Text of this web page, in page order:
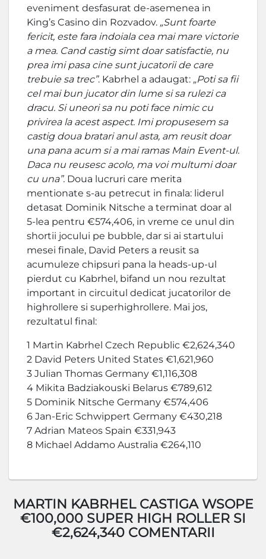
eveniment desfasurat de-asemenea in
King’s Casino din Rozvadov. „Sunt foarte
fericit, este fara indoiala cea mai mare victorie
a mea. Cand castig simt doar satisfactie, nu
prea imi pasa cine sunt jucatorii de care
trebuie sa trec”. Kabrhel a adaugat: „Poti sa fii
cel mai bun jucator din lume si sa rulezi ca
dracu. Si uneori sa nu poti face nimic cu
privirea la acest aspect. Imi propusesem sa
castig doua bratari anul asta, am reusit doar
una pana acum si a mai ramas Main Event-ul.
Daca nu reusesc acolo, ma voi multumi doar
cu una”. Doua lucruri care merita
mentionate s-au petrecut in finala: liderul
detasat Dominik Nitsche a terminat doar al
5-lea pentru €574,406, in vreme ce unul din
shortii jocului pe bubble, dar si ai startului
mesei finale, David Peters a reusit sa
acumuleze chipsuri pana la heads-up-ul
pierdut cu Kabrhel, bifand un nou rezultat
important in circuitul dedicat jucatorilor de
highrollere si superhighrollere. Mai jos,
rezultatul final:
1 Martin Kabrhel Czech Republic €2,624,340
2 David Peters United States €1,621,960
3 Julian Thomas Germany €1,116,308
4 Mikita Badziakouski Belarus €789,612
5 Dominik Nitsche Germany €574,406
6 Jan-Eric Schwippert Germany €430,218
7 Adrian Mateos Spain €331,943
8 Michael Addamo Australia €264,110
MARTIN KABRHEL CASTIGA WSOPE
€100,000 SUPER HIGH ROLLER SI
€2,624,340 COMENTARII